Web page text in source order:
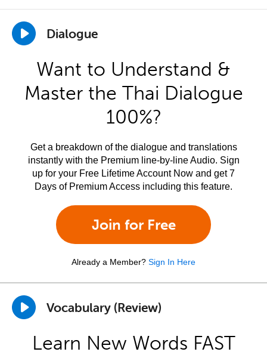
Dialogue
Want to Understand &
Master the Thai Dialogue
100%?
Get a breakdown of the dialogue and translations
instantly with the Premium line-by-line Audio. Sign
up for your Free Lifetime Account Now and get 7
Days of Premium Access including this feature.
Join for Free
Already a Member? Sign In Here
Vocabulary (Review)
Learn New Words FAST